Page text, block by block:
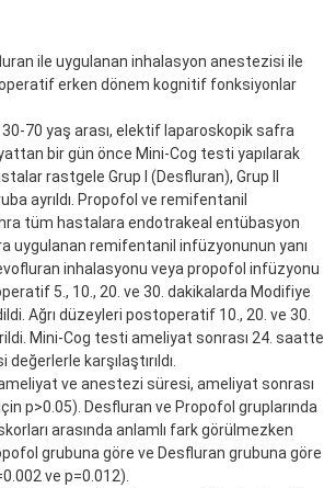
ile uygulanan inhalasyon anestezisi ile
erken dönem kognitif fonksiyonlar
30-70 yaş arası, elektif laparoskopik safra
bir gün önce Mini-Cog testi yapılarak
rastgele Grup I (Desfluran), Grup II
ayrıldı. Propofol ve remifentanil
tüm hastalara endotrakeal entübasyon
uygulanan remifentanil infüzyonunun yanı
inhalasyonu veya propofol infüzyonu
5., 10., 20. ve 30. dakikalarda Modifiye
Ağrı düzeyleri postoperatif 10., 20. ve 30.
Mini-Cog testi ameliyat sonrası 24. saatte
karşılaştırıldı.
ve anestezi süresi, ameliyat sonrası
p>0.05). Desfluran ve Propofol gruplarında
arasında anlamlı fark görülmezken
grubuna göre ve Desfluran grubuna göre
ve p=0.012).